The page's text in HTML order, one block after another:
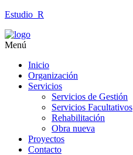
Estudio_R
Menú
Inicio
Organización
Servicios
Servicios de Gestión
Servicios Facultativos
Rehabilitación
Obra nueva
Proyectos
Contacto